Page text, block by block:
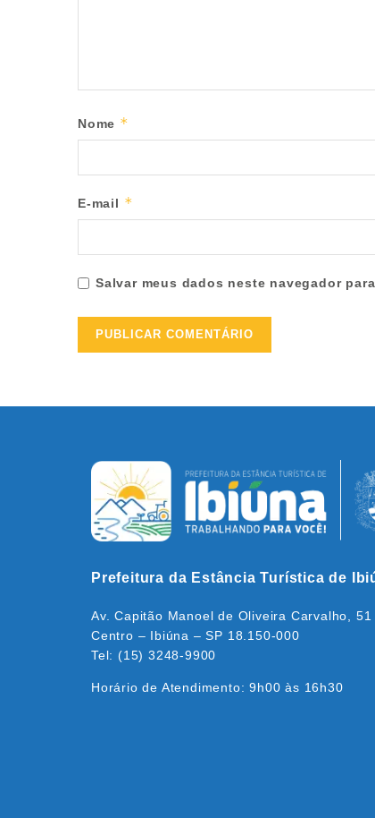
Nome *
E-mail *
Salvar meus dados neste navegador
Prefeitura da Estância Turística de
Av. Capitão Manoel de Oliveira Carvalho, 51
Centro – Ibiúna – SP 18.150-000
Tel: (15) 3248-9900
Horário de Atendimento: 9h00 às 16h30